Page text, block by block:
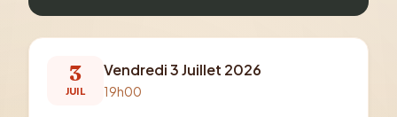
3
JUIL
Vendredi 3 Juillet 2026
19h00